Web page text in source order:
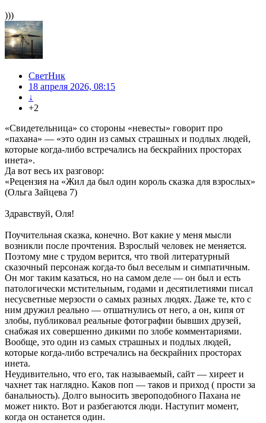
)))
СветНик
18 апреля 2026, 08:15
↓
+2
«Свидетельница» со стороны «невесты» говорит про
«пахана» — «это один из самых страшных и подлых людей,
которые когда-либо встречались на бескрайних просторах
инета».
Да вот весь их разговор:
«Рецензия на «Жил да был один король сказка для взрослых»
(Ольга Зайцева 7)
Здравствуй, Оля!
Поучительная сказка, конечно. Вот какие у меня мысли
возникли после прочтения. Взрослый человек не меняется.
Поэтому мне с трудом верится, что твой литературный
сказочный персонаж когда-то был веселым и симпатичным.
Он мог таким казаться, но на самом деле — он был и есть
патологически мстительным, годами и десятилетиями писал
несусветные мерзости о самых разных людях. Даже те, кто с
ним дружил реально — отшатнулись от него, а он, кипя от
злобы, публиковал реальные фотографии бывших друзей,
снабжая их совершенно дикими по злобе комментариями.
Вообще, это один из самых страшных и подлых людей,
которые когда-либо встречались на бескрайних просторах
инета.
Неудивительно, что его, так называемый, сайт — хиреет и
чахнет так наглядно. Каков поп — таков и приход ( прости за
банальность). Долго выносить звероподобного Пахана не
может никто. Вот и разбегаются люди. Наступит момент,
когда он останется один.